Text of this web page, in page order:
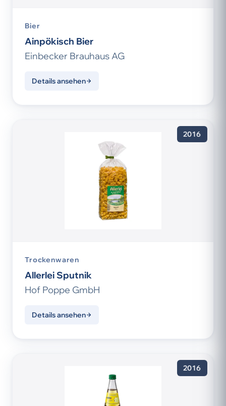
Bier
Ainpökisch Bier
Einbecker Brauhaus AG
Details ansehen
2016
Trockenwaren
Allerlei Sputnik
Hof Poppe GmbH
Details ansehen
2016